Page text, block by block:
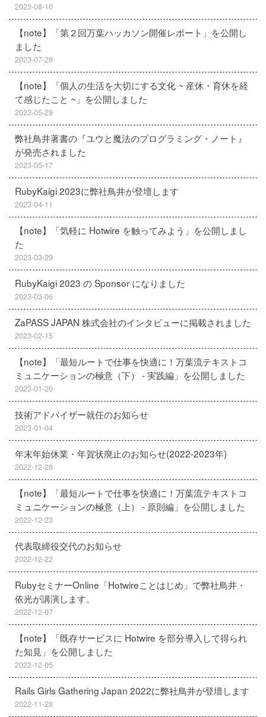
2023-08-10
【note】「第２回万葉ハッカソン開催レポート」を公開し
ました
2023-07-28
【note】「個人の生活を大切にする文化 ~ 産休・育休を経
て感じたこと ~」を公開しました
2023-05-29
弊社鳥井著書の『ユウと魔法のプログラミング・ノート』
が発売されました
2023-05-17
RubyKaigi 2023に弊社鳥井が登壇します
2023-04-11
【note】「気軽に Hotwire を触ってみよう」を公開しまし
た
2023-03-29
RubyKaigi 2023 の Sponsor になりました
2023-03-06
ZaPASS JAPAN 株式会社のインタビューに掲載されました
2023-02-15
【note】「最短ルートで仕事を快適に！万葉流テキストコ
ミュニケーションの極意（下） - 実践編」を公開しました
2023-01-20
技術アドバイザー就任のお知らせ
2023-01-04
年末年始休業・年賀状廃止のお知らせ(2022-2023年)
2022-12-28
【note】「最短ルートで仕事を快適に！万葉流テキストコ
ミュニケーションの極意（上） - 原則編」を公開しました
2022-12-23
代表取締役交代のお知らせ
2022-12-22
RubyセミナーOnline「Hotwireことはじめ」で弊社鳥井・
依光が講演します。
2022-12-07
【note】「既存サービスに Hotwire を部分導入して得られ
た知見」を公開しました
2022-12-05
Rails Girls Gathering Japan 2022に弊社鳥井が登壇します
2022-11-28